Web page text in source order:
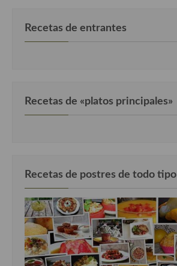
Recetas de entrantes
Recetas de «platos principales»
Recetas de postres de todo tipo